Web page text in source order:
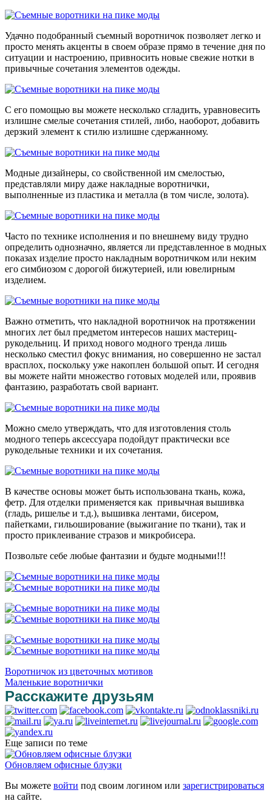
Удачно подобранный съемный воротничок позволяет легко и
просто менять акценты в своем образе прямо в течение дня по
ситуации и настроению, привносить новые свежие нотки в
привычные сочетания элементов одежды.
С его помощью вы можете несколько сгладить, уравновесить
излишне смелые сочетания стилей, либо, наоборот, добавить
дерзкий элемент к стилю излишне сдержанному.
Модные дизайнеры, со свойственной им смелостью,
представляли миру даже накладные воротнички,
выполненные из пластика и металла (в том числе, золота).
Часто по технике исполнения и по внешнему виду трудно
определить однозначно, является ли представленное в модных
показах изделие просто накладным воротничком или неким
его симбиозом с дорогой бижутерией, или ювелирным
изделием.
Важно отметить, что накладной воротничок на протяжении
многих лет был предметом интересов наших мастериц-
рукодельниц. И приход нового модного тренда лишь
несколько сместил фокус внимания, но совершенно не застал
врасплох, поскольку уже накоплен большой опыт. И сегодня
вы можете найти множество готовых моделей или, проявив
фантазию, разработать свой вариант.
Можно смело утверждать, что для изготовления столь
модного теперь аксессуара подойдут практически все
рукодельные техники и их сочетания.
В качестве основы может быть использована ткань, кожа,
фетр. Для отделки применяется как привычная вышивка
(гладь, ришелье и т.д.), вышивка лентами, бисером,
пайетками, гильоширование (выжигание по ткани), так и
просто приклеивание стразов и микробисера.
Позвольте себе любые фантазии и будьте модными!!!
Воротничок из цветочных мотивов
Маленькие воротнички
Расскажите друзьям
Еще записи по теме
Обновляем офисные блузки
Вы можете войти под своим логином или зарегистрироваться
на сайте.